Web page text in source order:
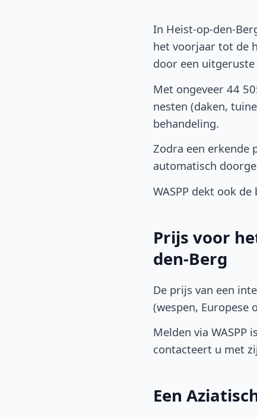
In Heist-op-den-
het voorjaar tot de
door een
Met ongeveer 44
nesten (daken,
behandeling.
Zodra een erkende
automatisch
WASPP dekt ook
Prijs voor
den-Berg
De prijs van een
(wespen, Europese
Melden via
contacteert u met
Een